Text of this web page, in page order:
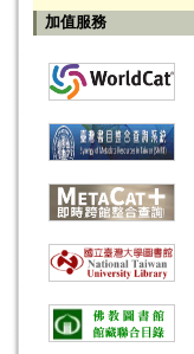
加值服務